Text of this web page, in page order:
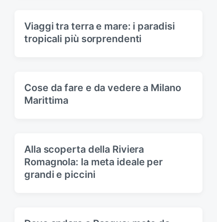
Viaggi tra terra e mare: i paradisi
tropicali più sorprendenti
Cose da fare e da vedere a Milano
Marittima
Alla scoperta della Riviera
Romagnola: la meta ideale per
grandi e piccini